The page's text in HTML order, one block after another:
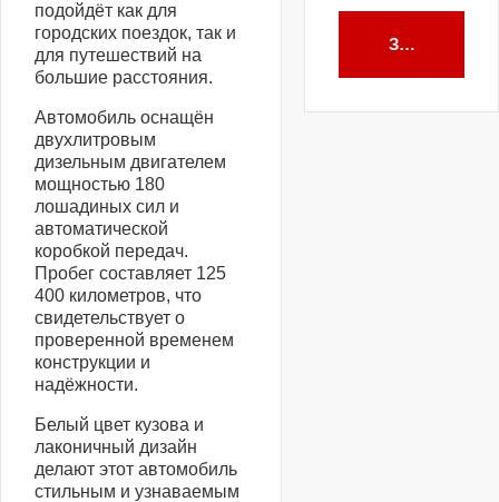
подойдёт как для
городских поездок, так и
для путешествий на
большие расстояния.
Автомобиль оснащён
двухлитровым
дизельным двигателем
мощностью 180
лошадиных сил и
автоматической
коробкой передач.
Пробег составляет 125
400 километров, что
свидетельствует о
проверенной временем
конструкции и
надёжности.
Белый цвет кузова и
лаконичный дизайн
делают этот автомобиль
стильным и узнаваемым